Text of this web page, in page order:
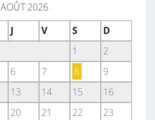
AOÛT 2026
J V S
D
1
2
6 7 8
9
13 14 15
16
20 21 22
23